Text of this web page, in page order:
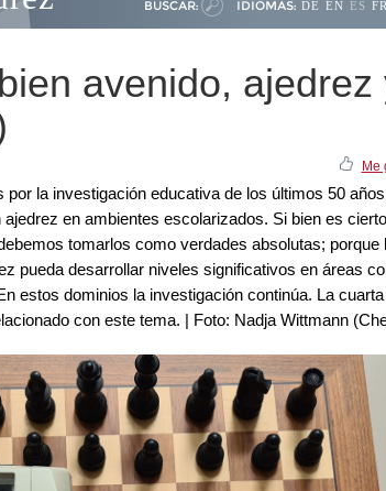
BUSCAR: IDIOMAS: DE EN ES FR
avenido, ajedrez
Me
por la investigación educativa de los últimos 50
en ambientes escolarizados. Si bien es
tomarlos como verdades absolutas;
pueda desarrollar niveles significativos en áreas
estos dominios la investigación continúa. La
con este tema. | Foto: Nadja Wittmann